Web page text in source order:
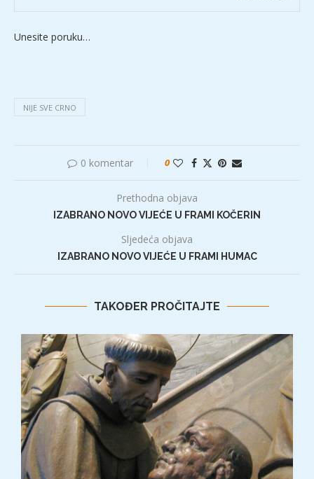
Unesite poruku…
NIJE SVE CRNO
0 komentar 0
Prethodna objava
IZABRANO NOVO VIJEĆE U FRAMI KOČERIN
Sljedeća objava
IZABRANO NOVO VIJEĆE U FRAMI HUMAC
TAKOĐER PROČITAJTE